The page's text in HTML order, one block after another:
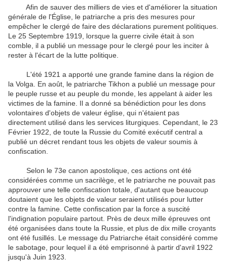
Afin de sauver des milliers de vies et d'améliorer la situation
générale de l'Église, le patriarche a pris des mesures pour
empêcher le clergé de faire des déclarations purement politiques.
Le 25 Septembre 1919, lorsque la guerre civile était à son
comble, il a publié un message pour le clergé pour les inciter à
rester à l'écart de la lutte politique.
L'été 1921 a apporté une grande famine dans la région de
la Volga. En août, le patriarche Tikhon a publié un message pour
le peuple russe et au peuple du monde, les appelant à aider les
victimes de la famine. Il a donné sa bénédiction pour les dons
volontaires d'objets de valeur église, qui n'étaient pas
directement utilisé dans les services liturgiques. Cependant, le 23
Février 1922, de toute la Russie du Comité exécutif central a
publié un décret rendant tous les objets de valeur soumis à
confiscation.
Selon le 73e canon apostolique, ces actions ont été
considérées comme un sacrilège, et le patriarche ne pouvait pas
approuver une telle confiscation totale, d'autant que beaucoup
doutaient que les objets de valeur seraient utilisés pour lutter
contre la famine. Cette confiscation par la force a suscité
l'indignation populaire partout. Près de deux mille épreuves ont
été organisées dans toute la Russie, et plus de dix mille croyants
ont été fusillés. Le message du Patriarche était considéré comme
le sabotage, pour lequel il a été emprisonné à partir d'avril 1922
jusqu'à Juin 1923.